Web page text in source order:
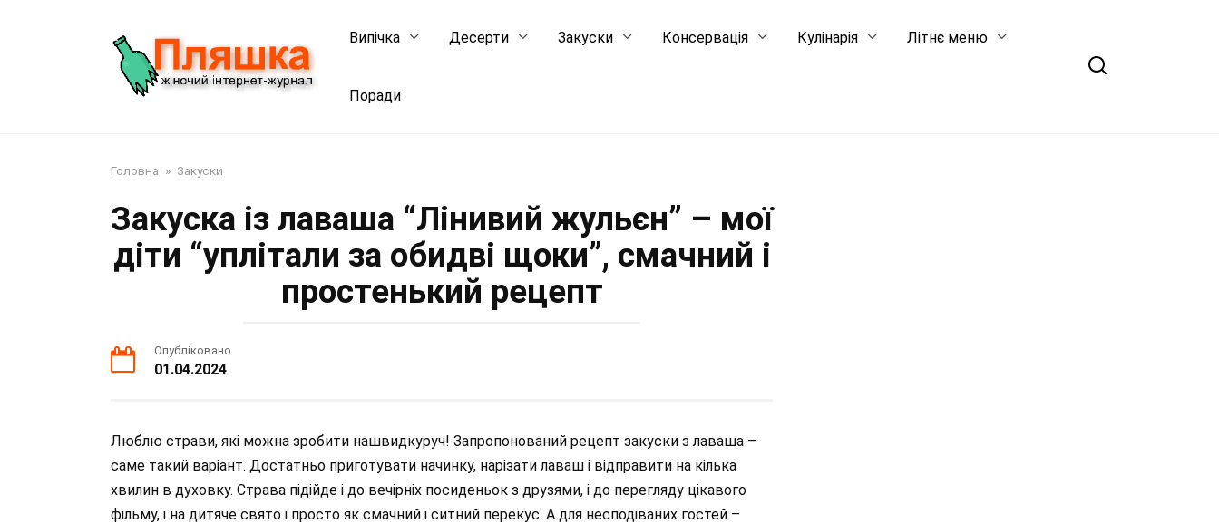
Випічка Десерти Закуски Консервація Кулінарія Літнє меню
Поради
Головна » Закуски
Закуска із лаваша “Лінивий жульєн” – мої
діти “уплітали за обидві щоки”, смачний і
простенький рецепт
Опубліковано
01.04.2024
Люблю страви, які можна зробити нашвидкуруч! Запропонований рецепт закуски з лаваша –
саме такий варіант. Достатньо приготувати начинку, нарізати лаваш і відправити на кілька
хвилин в духовку. Страва підійде і до вечірніх посиденьок з друзями, і до перегляду цікавого
фільму, і на дитяче свято і просто як смачний і ситний перекус. А для несподіваних гостей –